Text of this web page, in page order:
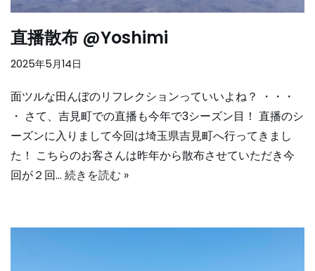
直播散布 @Yoshimi
2025年5月14日
面ツルな田んぼのリフレクションっていいよね？ ・・・
・ さて、吉見町での直播も今年で3シーズン目！ 直播のシ
ーズンに入りまして今回は埼玉県吉見町へ行ってきまし
た！ こちらのお客さんは昨年から散布させていただき今
回が２回… 続きを読む »